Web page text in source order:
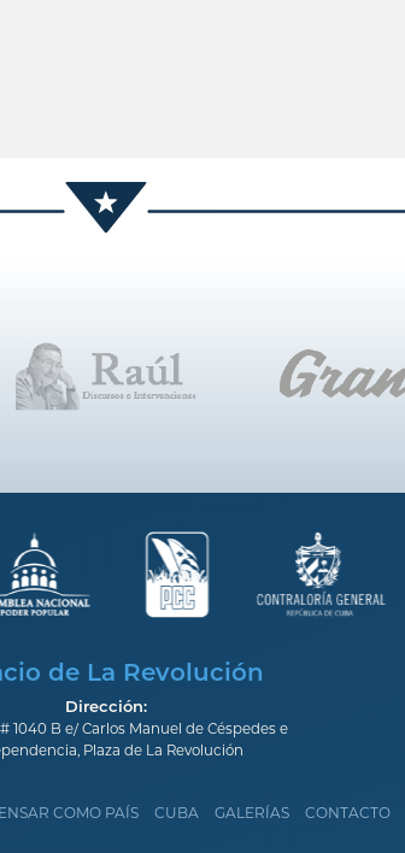
de La Revolución
Dirección:
1040 B e/ Carlos Manuel de Céspedes e
Plaza de La Revolución
COMO PAÍS CUBA GALERÍAS CONTACTO